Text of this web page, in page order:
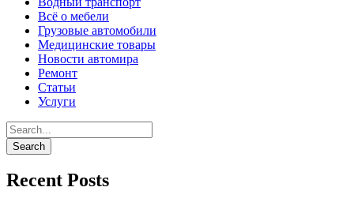
Всё о мебели
Грузовые автомобили
Медицинские товары
Новости автомира
Ремонт
Статьи
Услуги
Recent Posts